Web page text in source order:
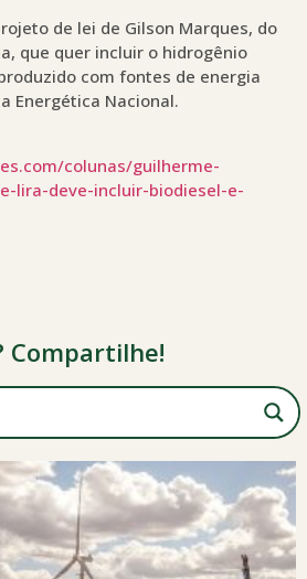
de lei de Gilson Marques, do
que quer incluir o hidrogênio
com fontes de energia
Energética Nacional.
colunas/guilherme-
lira-deve-incluir-biodiesel-e-
Compartilhe!